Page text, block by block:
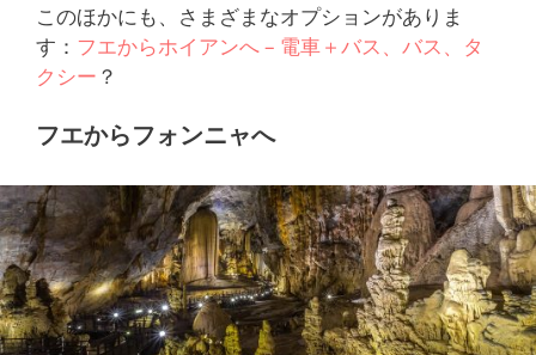
このほかにも、さまざまなオプションがありま
す： フエからホイアンへ – 電車＋バス、バス、タ
クシー ？
フエからフォンニャへ